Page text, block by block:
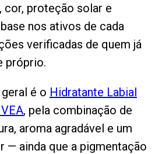
cor, proteção solar e
nos ativos de cada
verificadas de quem já
próprio.
é o Hidratante Labial
, pela combinação de
aroma agradável e um
— ainda que a pigmentação